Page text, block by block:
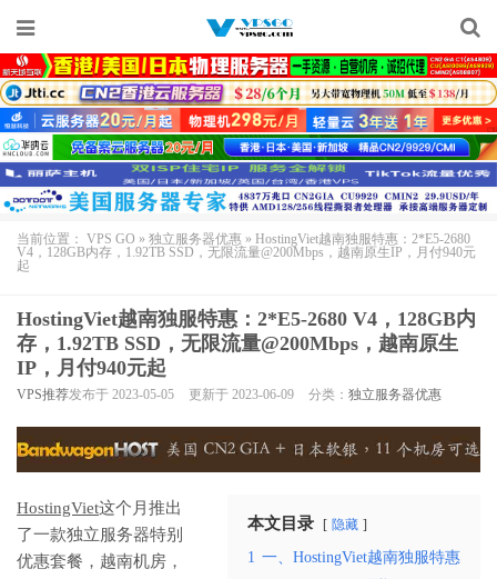
当前位置： VPS GO » 独立服务器优惠 » HostingViet越南独服特惠：2*E5-2680
V4，128GB内存，1.92TB SSD，无限流量@200Mbps，越南原生IP，月付940元
起
HostingViet越南独服特惠：2*E5-2680 V4，128GB内
存，1.92TB SSD，无限流量@200Mbps，越南原生
IP，月付940元起
VPS推荐发布于 2023-05-05 更新于 2023-06-09 分类： 独立服务器优惠
本文目录 隐藏
1 一、HostingViet越南独服特惠
HostingViet这个月推出
了一款独立服务器特别
优惠套餐，越南机房，